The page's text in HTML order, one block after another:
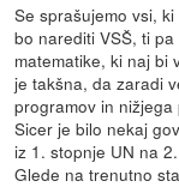
Se sprašujemo vsi,
bo narediti VSŠ, ti
matematike, ki naj bi
je takšna, da zaradi
programov in
Sicer je bilo nekaj
iz 1. stopnje UN na
Glede na trenutno